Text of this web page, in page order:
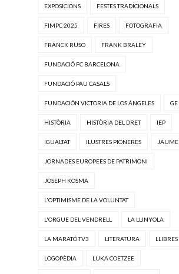
EXPOSICIONS FESTES TRADICIONALS
FIMPC 2025 FIRES FOTOGRAFIA
FRANCK RUSO FRANK BRALEY
FUNDACIÓ FC BARCELONA
FUNDACIÓ PAU CASALS
FUNDACIÓN VICTORIA DE LOS ÁNGELES GE
HISTÒRIA HISTÒRIA DEL DRET IEP
IGUALTAT ILUSTRES PIONERES JAUME
JORNADES EUROPEES DE PATRIMONI
JOSEPH KOSMA
L'OPTIMISME DE LA VOLUNTAT
L'ORGUE DEL VENDRELL LA LLINYOLA
LA MARATÓ TV3 LITERATURA LLIBRES
LOGOPÈDIA LUKA COETZEE